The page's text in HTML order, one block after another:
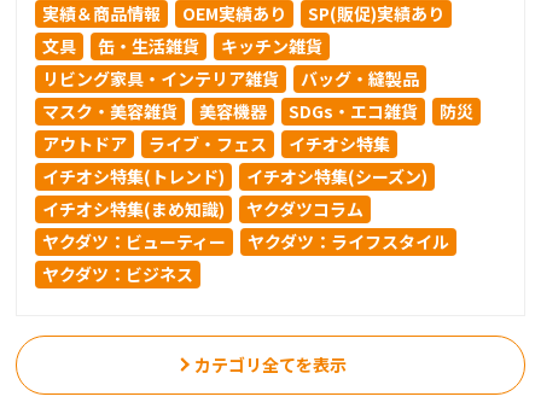
実績＆商品情報 OEM実績あり
SP(販促)実績あり
文具
缶・生活雑貨
キッチン雑貨
リビング家具・インテリア雑貨
バッグ・縫製品
マスク・美容雑貨
美容機器 SDGs・エコ雑貨
防災
アウトドア
ライブ・フェス
イチオシ特集
イチオシ特集(トレンド)
イチオシ特集(シーズン)
イチオシ特集(まめ知識)
ヤクダツコラム
ヤクダツ：ビューティー
ヤクダツ：ライフスタイル
ヤクダツ：ビジネス
カテゴリ全てを表示